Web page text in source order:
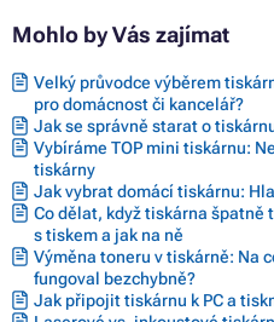
Mohlo by Vás zajímat
Velký průvodce výběrem
pro domácnost či kancelář?
Jak se správně starat o
Vybíráme TOP mini tiskárnu:
tiskárny
Jak vybrat domácí tiskárnu:
Co dělat, když tiskárna
s tiskem a jak na ně
Výměna toneru v tiskárně: Na
fungoval bezchybně?
Jak připojit tiskárnu k PC a